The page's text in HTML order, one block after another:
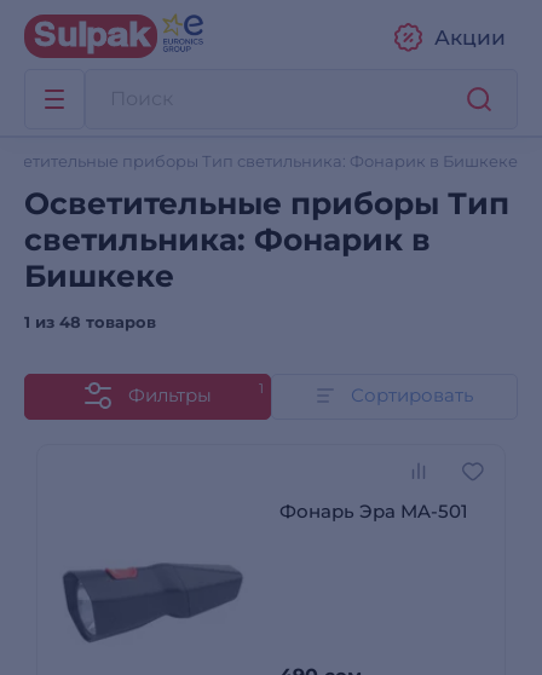
Акции
приборы Тип светильника: Фонарик в Бишкеке
Осветительные приборы Тип
светильника: Фонарик в
Бишкеке
1 из 48 товаров
Фильтры 1 Сортировать
Фонарь Эра MA-501